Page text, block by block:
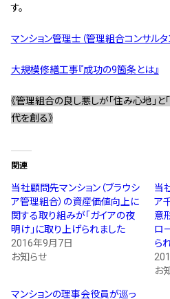
す。
マンション管理士（管理組合コンサル
大規模修繕工事『成功の9箇条とは』
《管理組合の良し悪しが「住み心地」
代を創る》
関連
当社顧問先マンション（ブラウシ
ア管理組合）の資産価値向上に
関する取り組みが「ガイアの夜
明け」に取り上げられました
2016年9月7日
お知らせ
当
ア
意
ロ
ら
お
マンションの理事会役員が巡っ